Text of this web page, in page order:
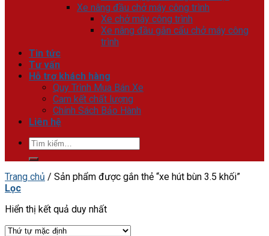
Xe nâng đầu chở máy công trình
Xe chở máy công trình
Xe nâng đầu gắn cẩu chở máy công
trình
Tin tức
Tư vấn
Hỗ trợ khách hàng
Quy Trình Mua Bán Xe
Cam kết chất lượng
Chính Sách Bảo Hành
Liên hệ
Tìm
kiếm:
Trang chủ / Sản phẩm được gắn thẻ “xe hút bùn 3.5 khối”
Lọc
Hiển thị kết quả duy nhất